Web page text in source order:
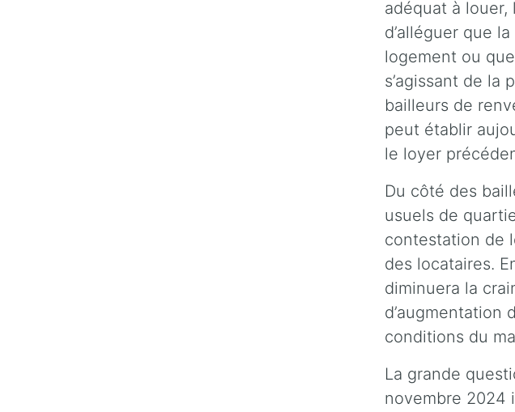
adéquat à
d’alléguer que
logement ou
s’agissant de la
bailleurs de
peut établir
le loyer
Du côté des
usuels de
contestation de
des locataires.
diminuera la
d’augmentation
conditions du
La grande
novembre 2024